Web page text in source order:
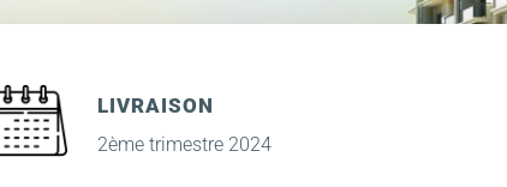
LIVRAISON
2ème trimestre 2024